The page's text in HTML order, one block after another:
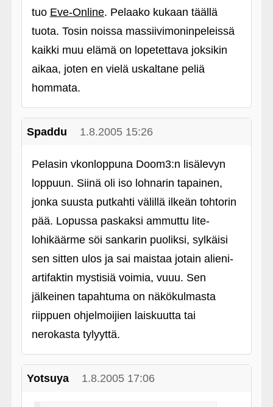
tuo Eve-Online. Pelaako kukaan täällä
tuota. Tosin noissa massiivimoninpeleissä
kaikki muu elämä on lopetettava joksikin
aikaa, joten en vielä uskaltane peliä
hommata.
Spaddu 1.8.2005 15:26
Pelasin vkonloppuna Doom3:n lisälevyn
loppuun. Siinä oli iso lohnarin tapainen,
jonka suusta putkahti välillä ilkeän tohtorin
pää. Lopussa paskaksi ammuttu lite-
lohikäärme söi sankarin puoliksi, sylkäisi
sen sitten ulos ja sai maistaa jotain alieni-
artifaktin mystisiä voimia, vuuu. Sen
jälkeinen tapahtuma on näkökulmasta
riippuen ohjelmoijien laiskuutta tai
nerokasta tylyyttä.
Yotsuya 1.8.2005 17:06